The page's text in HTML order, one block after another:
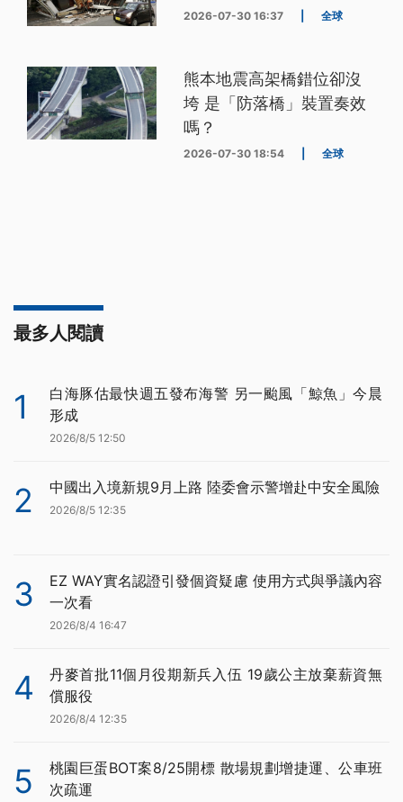
2026-07-30 16:37 全球
熊本地震高架橋錯位卻沒
垮 是「防落橋」裝置奏效
嗎？
2026-07-30 18:54 全球
最多人閱讀
1
白海豚估最快週五發布海警 另一颱風「鯨魚」今晨
形成
2026/8/5 12:50
2 中國出入境新規9月上路 陸委會示警增赴中安全風險
2026/8/5 12:35
3
EZ WAY實名認證引發個資疑慮 使用方式與爭議內容
一次看
2026/8/4 16:47
4
丹麥首批11個月役期新兵入伍 19歲公主放棄薪資無
償服役
2026/8/4 12:35
5
桃園巨蛋BOT案8/25開標 散場規劃增捷運、公車班
次疏運